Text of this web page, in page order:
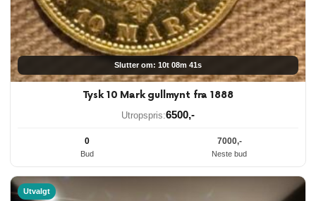
Slutter om: 10t 08m 40s
Tysk 10 Mark gullmynt fra 1888
Utropspris:6500,-
0
Bud
7000,-
Neste bud
Utvalgt